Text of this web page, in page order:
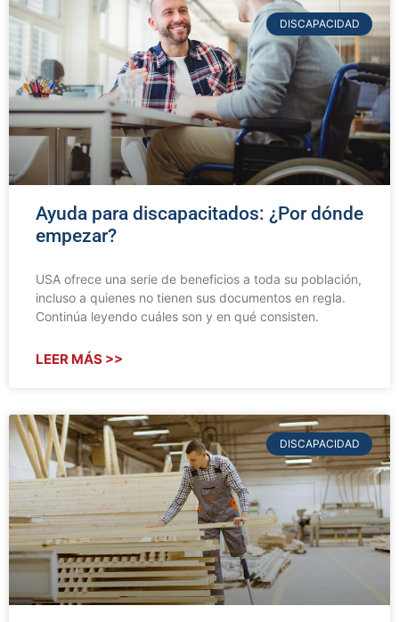
DISCAPACIDAD
Ayuda para discapacitados: ¿Por dónde
empezar?
USA ofrece una serie de beneficios a toda su población,
incluso a quienes no tienen sus documentos en regla.
Continúa leyendo cuáles son y en qué consisten.
LEER MÁS >>
DISCAPACIDAD